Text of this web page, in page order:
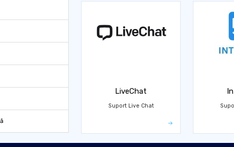
LiveChat
Suport Live Chat